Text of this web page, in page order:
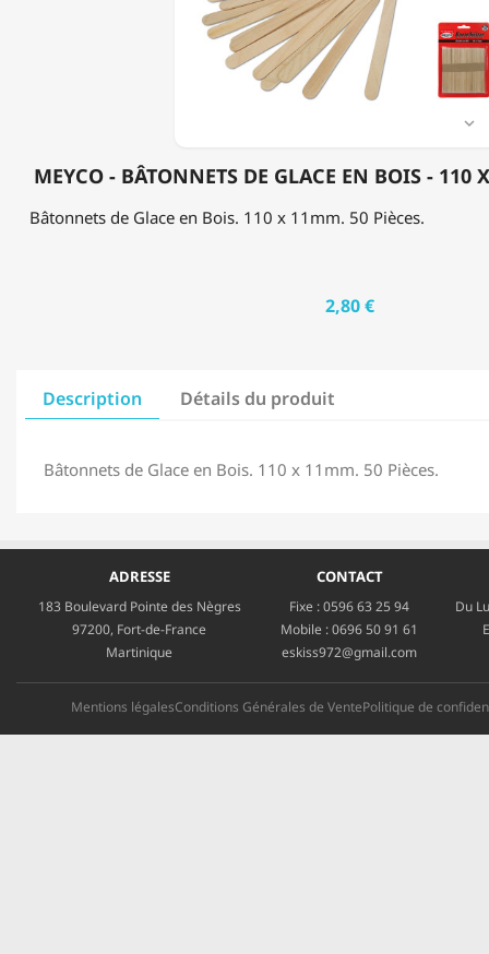
50
PIÈCES
MEYCO - BÂTONNETS DE GLACE EN BOIS - 110

Bâtonnets de Glace en Bois. 110 x 11mm. 50 Pièces.
2,80 €
Description Détails du produit
Bâtonnets de Glace en Bois. 110 x 11mm. 50 Pièces.
ADRESSE
183 Boulevard Pointe des Nègres
97200, Fort-de-France
Martinique
CONTACT
Fixe :0596 63 25 94
Mobile :0696 50 91 61
eskiss972@gmail.com
Du
Mentions légalesConditions Générales de VentePolitique de